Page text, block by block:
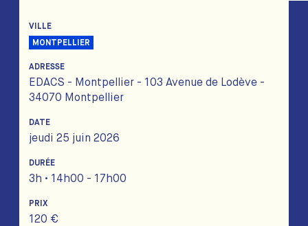
VILLE
MONTPELLIER
ADRESSE
EDACS - Montpellier - 103 Avenue de Lodève -
34070 Montpellier
DATE
jeudi 25 juin 2026
DURÉE
3h • 14h00 - 17h00
PRIX
120 €